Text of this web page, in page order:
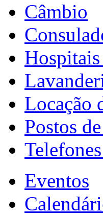
Câmbio
Locação
Postos
Eventos